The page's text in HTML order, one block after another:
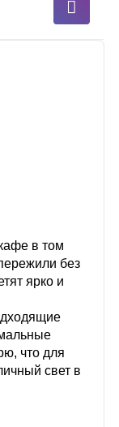
в том
без
ярко и
что для
свет в